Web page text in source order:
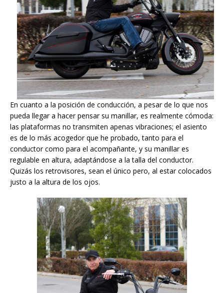
En cuanto a la posición de conducción, a pesar de lo que nos
pueda llegar a hacer pensar su manillar, es realmente cómoda:
las plataformas no transmiten apenas vibraciones; el asiento
es de lo más acogedor que he probado, tanto para el
conductor como para el acompañante, y su manillar es
regulable en altura, adaptándose a la talla del conductor.
Quizás los retrovisores, sean el único pero, al estar colocados
justo a la altura de los ojos.